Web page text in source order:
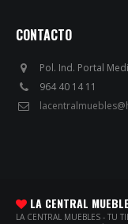
CONTACTO
Pol. Ind. Portal
964 40 14 11
LA CENTRAL
LA CENTRAL MUEBLES - TU